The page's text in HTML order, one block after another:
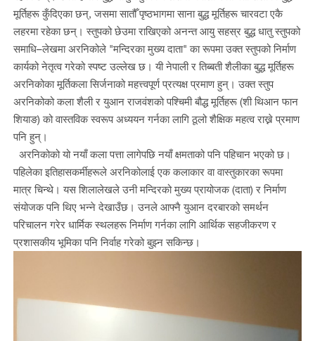
मूर्तिहरू कुँदिएका छन्, जसमा सातौँ पृष्ठभागमा साना बुद्ध मूर्तिहरू चारवटा एकै
लहरमा रहेका छन्। स्तुपको छेउमा राखिएको अनन्त आयु सहस्र बुद्ध धातु स्तुपको
समाधि–लेखमा अरनिकोले "मन्दिरका मुख्य दाता" का रूपमा उक्त स्तुपको निर्माण
कार्यको नेतृत्व गरेको स्पष्ट उल्लेख छ। यी नेपाली र तिब्बती शैलीका बुद्ध मूर्तिहरू
अरनिकोका मूर्तिकला सिर्जनाको महत्त्वपूर्ण प्रत्यक्ष प्रमाण हुन्। उक्त स्तुप
अरनिकोको कला शैली र युआन राजवंशको पश्चिमी बौद्ध मूर्तिहरू (शी थिआन फान
शियाङ) को वास्तविक स्वरूप अध्ययन गर्नका लागि ठूलो शैक्षिक महत्व राख्ने प्रमाण
पनि हुन्।
अरनिकोको यो नयाँ कला पत्ता लागेपछि नयाँ क्षमताको पनि पहिचान भएको छ।
पहिलेका इतिहासकर्मीहरूले अरनिकोलाई एक कलाकार वा वास्तुकारका रूपमा
मात्र चिन्थे। यस शिलालेखले उनी मन्दिरको मुख्य प्रायोजक (दाता) र निर्माण
संयोजक पनि थिए भन्ने देखाउँछ। उनले आफ्नै युआन दरबारको समर्थन
परिचालन गरेर धार्मिक स्थलहरू निर्माण गर्नका लागि आर्थिक सहजीकरण र
प्रशासकीय भूमिका पनि निर्वाह गरेको बुझ्न सकिन्छ।